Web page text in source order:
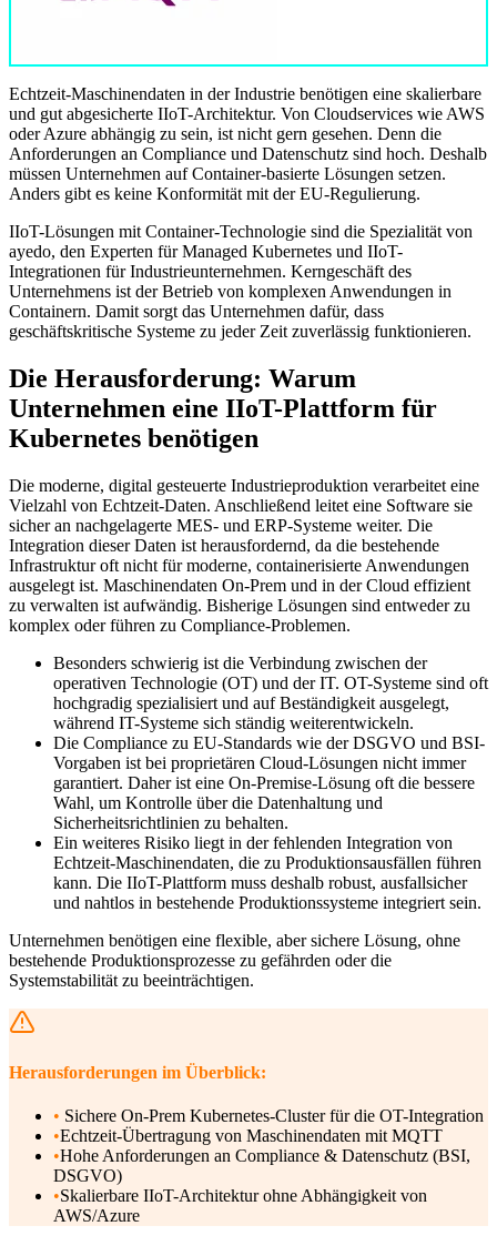
Echtzeit-Maschinendaten in der Industrie benötigen eine skalierbare
und gut abgesicherte IIoT-Architektur. Von Cloudservices wie AWS
oder Azure abhängig zu sein, ist nicht gern gesehen. Denn die
Anforderungen an Compliance und Datenschutz sind hoch. Deshalb
müssen Unternehmen auf Container-basierte Lösungen setzen.
Anders gibt es keine Konformität mit der EU-Regulierung.
IIoT-Lösungen mit Container-Technologie sind die Spezialität von
ayedo, den Experten für Managed Kubernetes und IIoT-
Integrationen für Industrieunternehmen. Kerngeschäft des
Unternehmens ist der Betrieb von komplexen Anwendungen in
Containern. Damit sorgt das Unternehmen dafür, dass
geschäftskritische Systeme zu jeder Zeit zuverlässig funktionieren.
Die Herausforderung: Warum
Unternehmen eine IIoT-Plattform für
Kubernetes benötigen
Die moderne, digital gesteuerte Industrieproduktion verarbeitet eine
Vielzahl von Echtzeit-Daten. Anschließend leitet eine Software sie
sicher an nachgelagerte MES- und ERP-Systeme weiter. Die
Integration dieser Daten ist herausfordernd, da die bestehende
Infrastruktur oft nicht für moderne, containerisierte Anwendungen
ausgelegt ist. Maschinendaten On-Prem und in der Cloud effizient
zu verwalten ist aufwändig. Bisherige Lösungen sind entweder zu
komplex oder führen zu Compliance-Problemen.
Besonders schwierig ist die Verbindung zwischen der
operativen Technologie (OT) und der IT. OT-Systeme sind oft
hochgradig spezialisiert und auf Beständigkeit ausgelegt,
während IT-Systeme sich ständig weiterentwickeln.
Die Compliance zu EU-Standards wie der DSGVO und BSI-
Vorgaben ist bei proprietären Cloud-Lösungen nicht immer
garantiert. Daher ist eine On-Premise-Lösung oft die bessere
Wahl, um Kontrolle über die Datenhaltung und
Sicherheitsrichtlinien zu behalten.
Ein weiteres Risiko liegt in der fehlenden Integration von
Echtzeit-Maschinendaten, die zu Produktionsausfällen führen
kann. Die IIoT-Plattform muss deshalb robust, ausfallsicher
und nahtlos in bestehende Produktionssysteme integriert sein.
Unternehmen benötigen eine flexible, aber sichere Lösung, ohne
bestehende Produktionsprozesse zu gefährden oder die
Systemstabilität zu beeinträchtigen.
Herausforderungen im Überblick:
• Sichere On-Prem Kubernetes-Cluster für die OT-Integration
•Echtzeit-Übertragung von Maschinendaten mit MQTT
•Hohe Anforderungen an Compliance & Datenschutz (BSI,
DSGVO)
•Skalierbare IIoT-Architektur ohne Abhängigkeit von
AWS/Azure